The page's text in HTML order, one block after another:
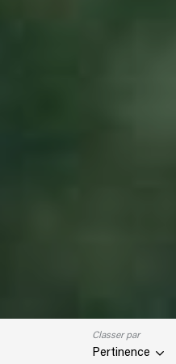
Classer par
Pertinence